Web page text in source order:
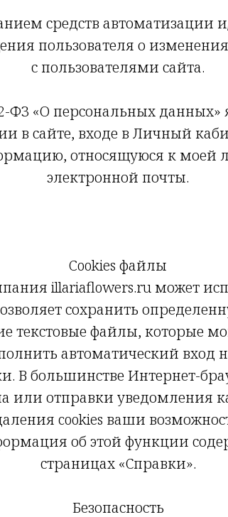
средств автоматизации
пользователя о
с пользователями сайта.
ФЗ «О персональных
сайте, входе в Личный
относящуюся к
электронной почты.
Cookies файлы
illariaflowers.ru может
сохранить
текстовые файлы, которые
автоматический вход
В большинстве Интернет-
или отправки уведомления
cookies ваши
об этой функции
страницах «Справки».
Безопасность